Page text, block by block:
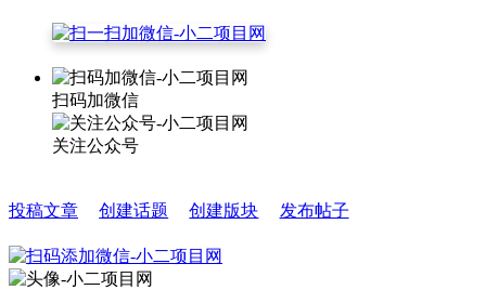
扫码加微信
关注公众号
投稿文章 创建话题 创建版块 发布帖子